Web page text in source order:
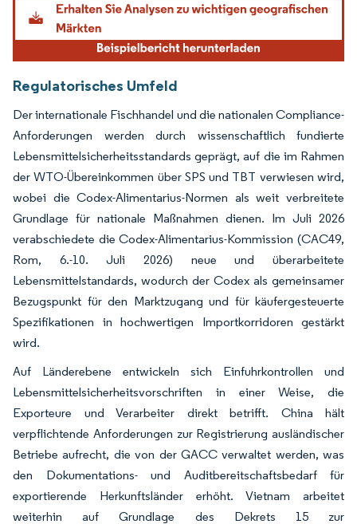
Regulatorisches Umfeld
Der internationale Fischhandel und die nationalen Compliance-
Anforderungen werden durch wissenschaftlich fundierte
Lebensmittelsicherheitsstandards geprägt, auf die im Rahmen
der WTO-Übereinkommen über SPS und TBT verwiesen wird,
wobei die Codex-Alimentarius-Normen als weit verbreitete
Grundlage für nationale Maßnahmen dienen. Im Juli 2026
verabschiedete die Codex-Alimentarius-Kommission (CAC49,
Rom, 6.-10. Juli 2026) neue und überarbeitete
Lebensmittelstandards, wodurch der Codex als gemeinsamer
Bezugspunkt für den Marktzugang und für käufergesteuerte
Spezifikationen in hochwertigen Importkorridoren gestärkt
wird.
Auf Länderebene entwickeln sich Einfuhrkontrollen und
Lebensmittelsicherheitsvorschriften in einer Weise, die
Exporteure und Verarbeiter direkt betrifft. China hält
verpflichtende Anforderungen zur Registrierung ausländischer
Betriebe aufrecht, die von der GACC verwaltet werden, was
den Dokumentations- und Auditbereitschaftsbedarf für
exportierende Herkunftsländer erhöht. Vietnam arbeitet
weiterhin auf Grundlage des Dekrets 15 zur